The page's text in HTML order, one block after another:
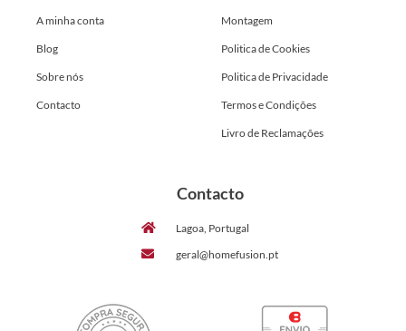
A minha conta
Blog
Sobre nós
Contacto
Montagem
Politica de Cookies
Politica de Privacidade
Termos e Condições
Livro de Reclamações
Contacto
Lagoa, Portugal
geral@homefusion.pt